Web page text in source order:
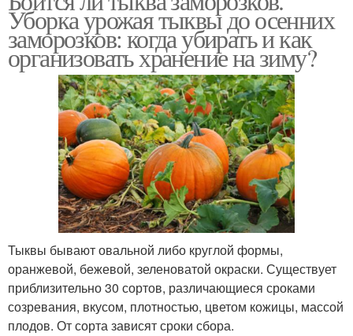
Уборка урожая тыквы до осенних
заморозков: когда убирать и как
организовать хранение на зиму?
Тыквы бывают овальной либо круглой формы,
оранжевой, бежевой, зеленоватой окраски. Существует
приблизительно 30 сортов, различающиеся сроками
созревания, вкусом, плотностью, цветом кожицы, массой
плодов. От сорта зависят сроки сбора.